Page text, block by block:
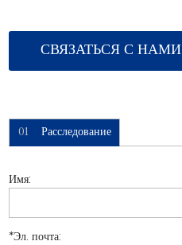
СВЯЗАТЬСЯ С НАМИ
01 Расследование
Имя:
*Эл. почта: